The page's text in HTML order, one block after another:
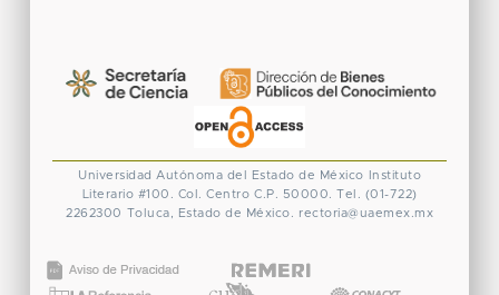
Universidad Autónoma del Estado de México
Instituto
Literario #100. Col. Centro C.P. 50000. Tel. (01-722)
2262300 Toluca, Estado de México. rectoria@uaemex.mx